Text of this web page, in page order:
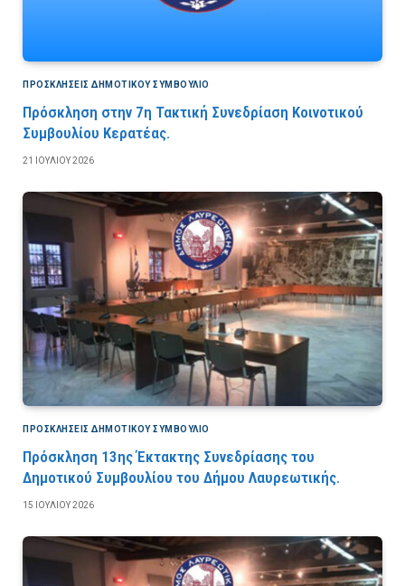
ΠΡΟΣΚΛΉΣΕΙΣ ΔΗΜΟΤΙΚΟΎ ΣΥΜΒΟΎΛΙΟ
Πρόσκληση στην 7η Τακτική Συνεδρίαση Κοινοτικού
Συμβουλίου Κερατέας.
21 ΙΟΥΛΊΟΥ 2026
ΠΡΟΣΚΛΉΣΕΙΣ ΔΗΜΟΤΙΚΟΎ ΣΥΜΒΟΎΛΙΟ
Πρόσκληση 13ης Έκτακτης Συνεδρίασης του
Δημοτικού Συμβουλίου του Δήμου Λαυρεωτικής.
15 ΙΟΥΛΊΟΥ 2026